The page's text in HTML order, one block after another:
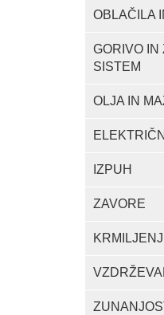
OBLAČILA
GORIVO IN
SISTEM
OLJA IN
IZPUH
ZAVORE